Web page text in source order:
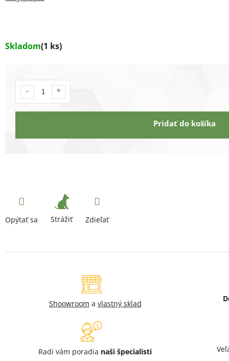
Skladom(1 ks)
Pridať do košíka
Opýtať sa Strážiť Zdieľať
Shoowroom a vlastný sklad
Radi vám poradia naši špecialisti